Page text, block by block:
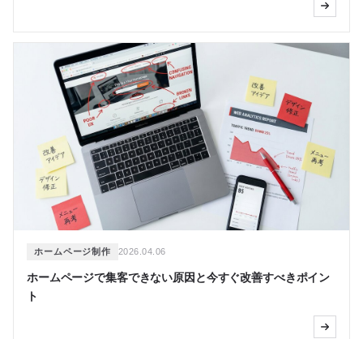
ホームページ制作 2026.04.06
ホームページで集客できない原因と今すぐ改善すべきポイン
ト